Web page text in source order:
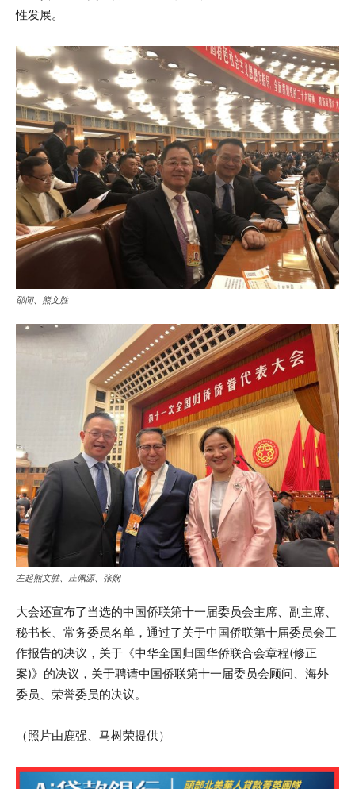
性发展。
邵闻、熊文胜
左起熊文胜、庄佩源、张娴
大会还宣布了当选的中国侨联第十一届委员会主席、副主席、
秘书长、常务委员名单，通过了关于中国侨联第十届委员会工
作报告的决议，关于《中华全国归国华侨联合会章程(修正
案)》的决议，关于聘请中国侨联第十一届委员会顾问、海外
委员、荣誉委员的决议。
（照片由鹿强、马树荣提供）